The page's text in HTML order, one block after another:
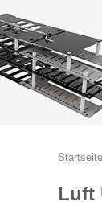
Startseite
Luft